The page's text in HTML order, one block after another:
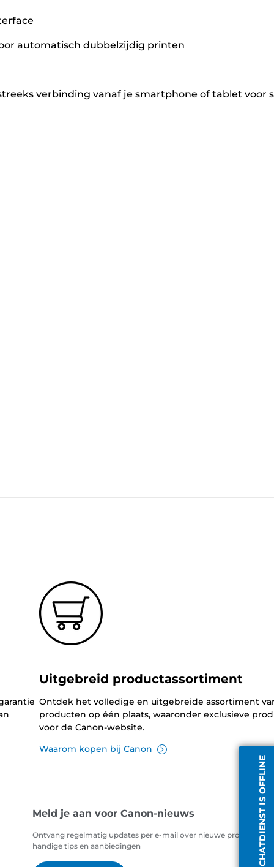
automatisch dubbelzijdig printen
verbinding vanaf je smartphone of tablet voor
CHATDIENST IS OFFLINE
Uitgebreid productassortiment
Ontdek het volledige en uitgebreide assortiment
producten op één plaats, waaronder exclusieve
voor de Canon-website.
Waarom kopen bij Canon
Meld je aan voor Canon-nieuws
Ontvang regelmatig updates per e-mail over nieuwe producten,
handige tips en aanbiedingen